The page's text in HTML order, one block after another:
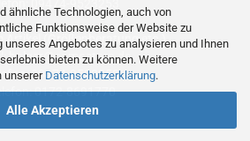
ähnliche Technologien, auch von
Funktionsweise der Website zu
Angebotes zu analysieren und Ihnen
bieten zu können. Weitere
unserer Datenschutzerklärung.
Alle Akzeptieren
Artikel (Größenberatung etc.)
holger@camostore.de
09474-9523253
0172-8691770